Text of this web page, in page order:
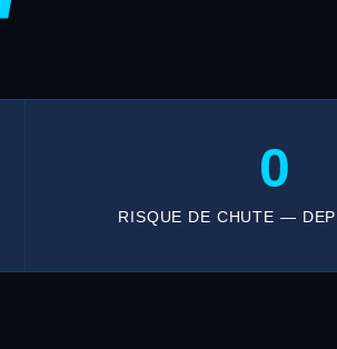
0
RISQUE DE CHUTE —